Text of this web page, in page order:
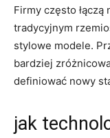
Firmy często
tradycyjnym
stylowe modele.
bardziej
definiować nowy
jak